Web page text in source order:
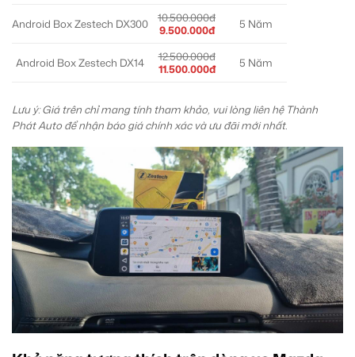
Android Box Zestech DX300
10.500.000đ
9.500.000đ
5 Năm
Android Box Zestech DX14
12.500.000đ
11.500.000đ
5 Năm
Lưu ý: Giá trên chỉ mang tính tham khảo, vui lòng liên hệ Thành
Phát Auto để nhận báo giá chính xác và ưu đãi mới nhất.